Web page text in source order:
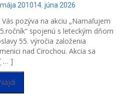
201014. júna 2026
pozýva na akciu „Namaľujem
spojenú s leteckým dňom
55. výročia založenia
nad Cirochou. Akcia sa
… ]